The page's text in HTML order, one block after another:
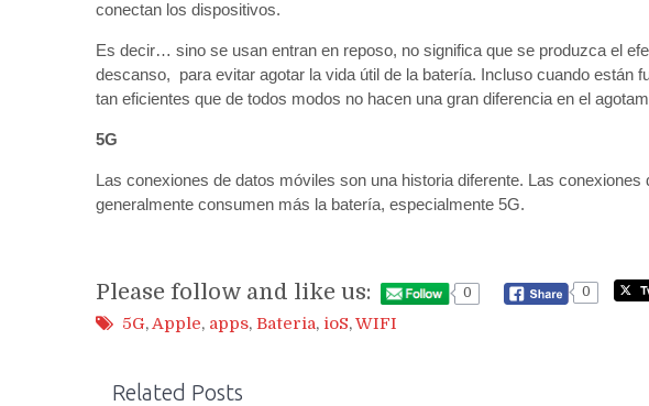
conectan los dispositivos.
Es decir… sino se usan entran en reposo, no significa que se produzca el
descanso, para evitar agotar la vida útil de la batería. Incluso cuando están
tan eficientes que de todos modos no hacen una gran diferencia en el
5G
Las conexiones de datos móviles son una historia diferente. Las
generalmente consumen más la batería, especialmente 5G.
Please follow and like us: 0 0
5G,Apple, apps, Bateria, ioS,WIFI
Related Posts